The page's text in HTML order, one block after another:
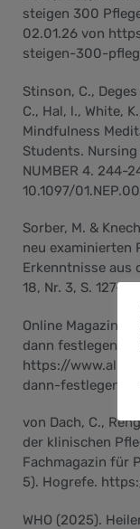
steigen 300
02.01.26 von
steigen-300-
Stinson, C.,
C., Hal, l., White,
Mindfulness
Students. Nursing
NUMBER 4. 244-
10.1097/
Sorber, M. &
neu examinierten
Erkenntnisse aus
18, Nr. 3, S. 127-130.
Online Magazin
dann festlegen.
https://
dann-festlegen/
von Dach, C.,
der klinischen
Fachmagazin für
5). Hogrefe.
WHO (2025).